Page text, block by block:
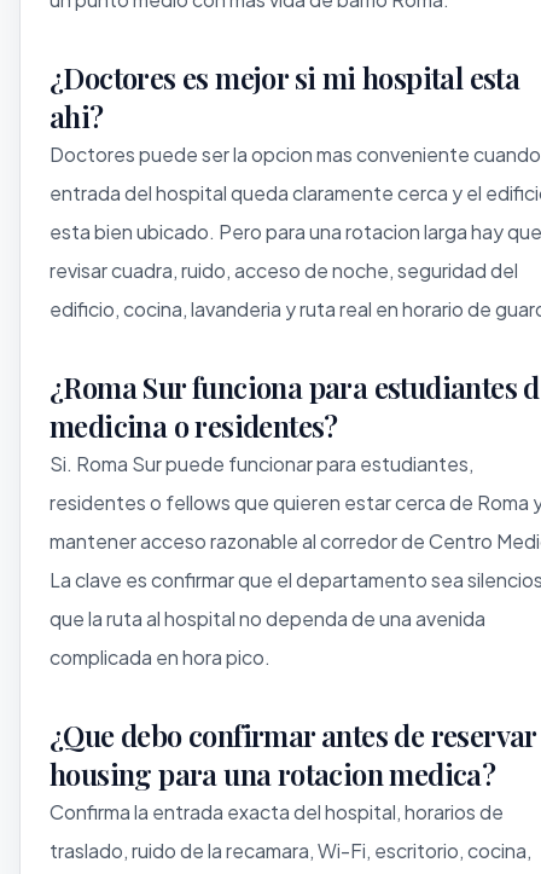
¿Doctores es mejor si mi hospital esta
ahi?
Doctores puede ser la opcion mas conveniente
entrada del hospital queda claramente cerca y el
esta bien ubicado. Pero para una rotacion larga hay que
revisar cuadra, ruido, acceso de noche, seguridad del
edificio, cocina, lavanderia y ruta real en horario de
¿Roma Sur funciona para estudiantes
medicina o residentes?
Si. Roma Sur puede funcionar para estudiantes,
residentes o fellows que quieren estar cerca de Roma
mantener acceso razonable al corredor de Centro
La clave es confirmar que el departamento sea
que la ruta al hospital no dependa de una avenida
complicada en hora pico.
¿Que debo confirmar antes de reservar
housing para una rotacion medica?
Confirma la entrada exacta del hospital, horarios de
traslado, ruido de la recamara, Wi-Fi, escritorio, cocina,